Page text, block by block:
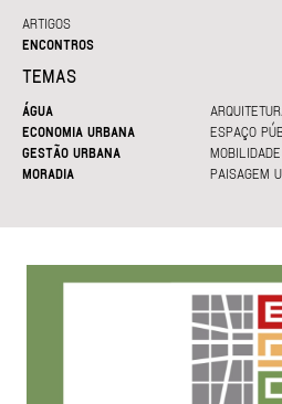
ARTIGOS
ENCONTROS
TEMAS
ÁGUA
ECONOMIA URBANA
ESPAÇO
GESTÃO URBANA
MOBILIDADE
MORADIA
PAISAGEM